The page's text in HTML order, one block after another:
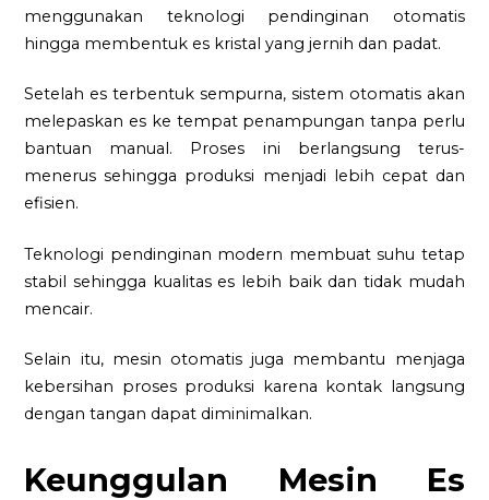
menggunakan teknologi pendinginan otomatis
hingga membentuk es kristal yang jernih dan padat.
Setelah es terbentuk sempurna, sistem otomatis akan
melepaskan es ke tempat penampungan tanpa perlu
bantuan manual. Proses ini berlangsung terus-
menerus sehingga produksi menjadi lebih cepat dan
efisien.
Teknologi pendinginan modern membuat suhu tetap
stabil sehingga kualitas es lebih baik dan tidak mudah
mencair.
Selain itu, mesin otomatis juga membantu menjaga
kebersihan proses produksi karena kontak langsung
dengan tangan dapat diminimalkan.
Keunggulan Mesin Es